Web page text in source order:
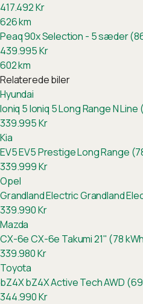
417.492Kr
626km
Peaq 90x Selection - 5 sæder
439.995Kr
602km
Relaterede biler
Hyundai
Ioniq 5Ioniq 5 Long Range N Line
339.995Kr
Kia
EV5EV5 Prestige Long Range
339.999Kr
Opel
Grandland ElectricGrandland
339.990Kr
Mazda
CX-6eCX-6e Takumi 21" (78
339.980Kr
Toyota
bZ4XbZ4X Active Tech AWD
344.990Kr